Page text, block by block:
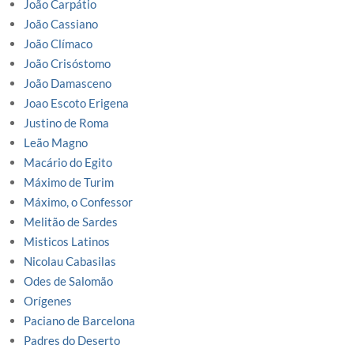
João Carpátio
João Cassiano
João Clímaco
João Crisóstomo
João Damasceno
Joao Escoto Erigena
Justino de Roma
Leão Magno
Macário do Egito
Máximo de Turim
Máximo, o Confessor
Melitão de Sardes
Misticos Latinos
Nicolau Cabasilas
Odes de Salomão
Orígenes
Paciano de Barcelona
Padres do Deserto